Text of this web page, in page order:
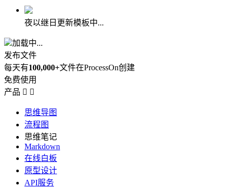
夜以继日更新模板中...
加载中...
发布文件
每天有100,000+文件在ProcessOn创建
免费使用
产品  
思维导图
流程图
思维笔记
Markdown
在线白板
原型设计
API服务